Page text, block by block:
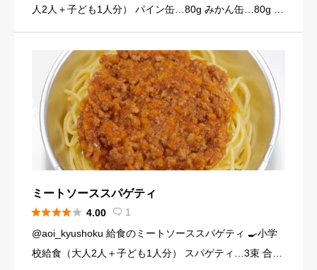
人2人＋子ども1人分） パイン缶…80g みかん缶…80g 黄
4g） （白玉団子） 白玉粉… […]
ミートソーススパゲティ
 4.00  1
@aoi_kyushoku 給食のミートソーススパゲティ 🍳小学
校給食（大人2人＋子ども1人分） スパゲティ…3束 合い